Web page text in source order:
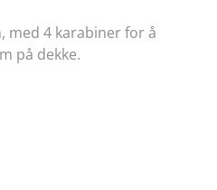
med 4 karabiner for å
på dekke.